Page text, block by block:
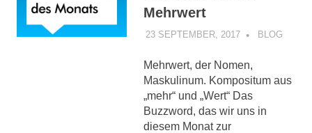
Mehrwert
23 SEPTEMBER, 2017 BLOG
Mehrwert, der Nomen,
Maskulinum. Kompositum aus
„mehr“ und „Wert“ Das
Buzzword, das wir uns in
diesem Monat zur